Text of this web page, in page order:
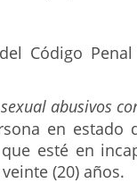
del Código
abusivos
en estado
esté en
(20) años.